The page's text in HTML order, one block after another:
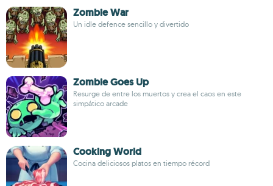
Zombie War
Un idle defence sencillo y divertido
Zombie Goes Up
Resurge de entre los muertos y crea el caos en este
simpático arcade
Cooking World
Cocina deliciosos platos en tiempo récord